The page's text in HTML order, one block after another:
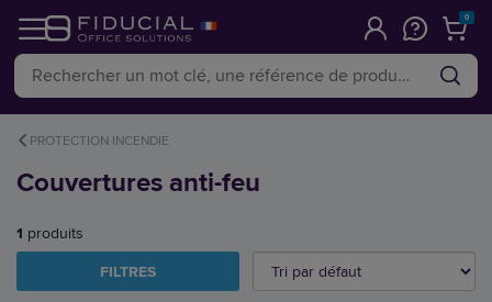
0
PROTECTION INCENDIE
Couvertures anti-feu
1 produits
FILTRES